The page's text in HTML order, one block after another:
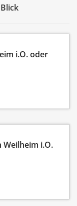
i.O. oder
i.O.